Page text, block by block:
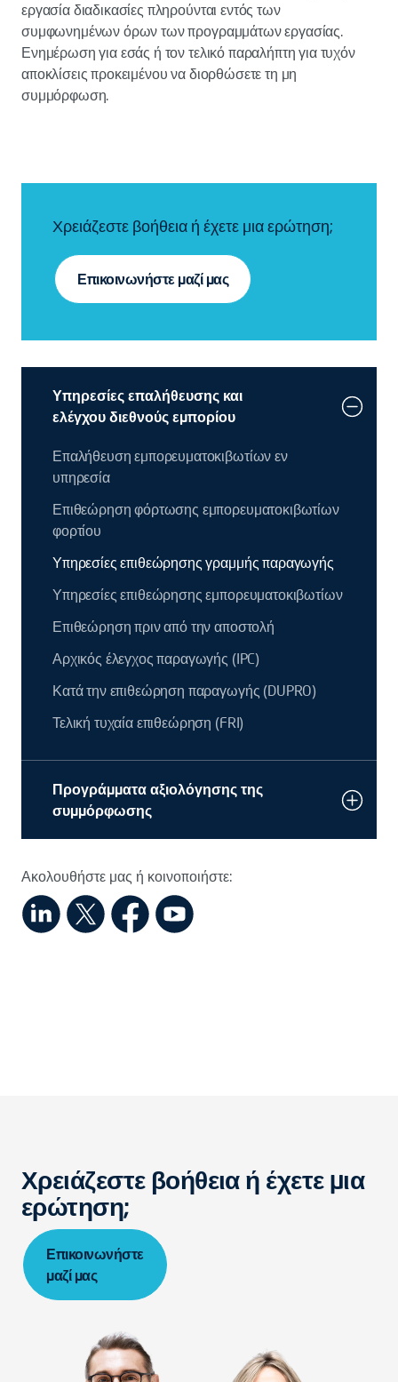
εργασία διαδικασίες πληρούνται εντός των
συμφωνημένων όρων των προγραμμάτων εργασίας.
Ενημέρωση για εσάς ή τον τελικό παραλήπτη για τυχόν
αποκλίσεις προκειμένου να διορθώσετε τη μη
συμμόρφωση.
Χρειάζεστε βοήθεια ή έχετε μια ερώτηση;
Επικοινωνήστε μαζί μας
Υπηρεσίες επαλήθευσης και
ελέγχου διεθνούς εμπορίου
Επαλήθευση εμπορευματοκιβωτίων εν
υπηρεσία
Επιθεώρηση φόρτωσης εμπορευματοκιβωτίων
φορτίου
Υπηρεσίες επιθεώρησης γραμμής παραγωγής
Υπηρεσίες επιθεώρησης εμπορευματοκιβωτίων
Επιθεώρηση πριν από την αποστολή
Αρχικός έλεγχος παραγωγής (IPC)
Κατά την επιθεώρηση παραγωγής (DUPRO)
Τελική τυχαία επιθεώρηση (FRI)
Προγράμματα αξιολόγησης της
συμμόρφωσης
Ακολουθήστε μας ή κοινοποιήστε:
Χρειάζεστε βοήθεια ή έχετε μια
ερώτηση;
Επικοινωνήστε
μαζί μας